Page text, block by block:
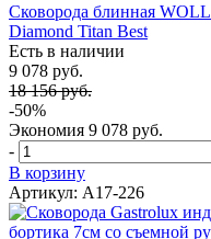
Сковорода блинная
Diamond Titan Best
Есть в наличии
9 078 руб.
18 156 руб.
-50%
Экономия 9 078 руб.
-
В корзину
Артикул: A17-226